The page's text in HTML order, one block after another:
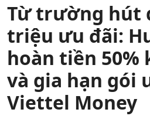
Dịch vụ
Tin tức
Khuyến mãi
Từ trường hút
triệu ưu đãi:
hoàn tiền 50%
và gia hạn gói
Viettel Money